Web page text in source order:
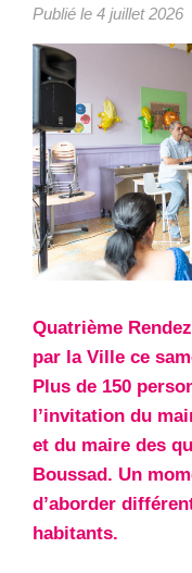
Publié le 4 juillet 2026
Quatrième
par la Ville ce
Plus de 150
l’invitation du
et du maire des
Boussad. Un
d’aborder
habitants.